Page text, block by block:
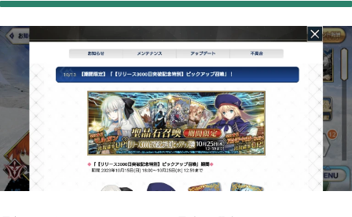
ライズオブローニン 5
 エルデンリング 1
エルデンリング ナイトレイン 17